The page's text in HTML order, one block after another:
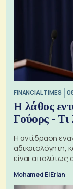
FINANCIAL TIMES
Η λάθος
Γούορς - Τι
Η αντίδραση
είναι απολύτως
Mohamed El Erian